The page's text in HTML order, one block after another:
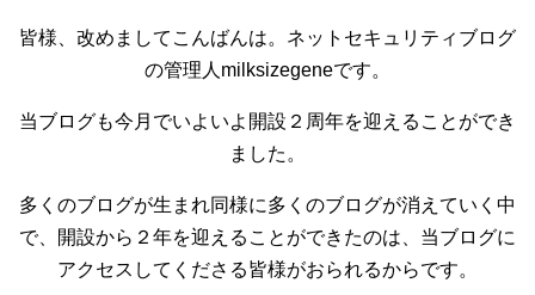
皆様、改めましてこんばんは。ネットセキュリティブログ
の管理人milksizegeneです。
当ブログも今月でいよいよ開設２周年を迎えることができ
ました。
多くのブログが生まれ同様に多くのブログが消えていく中
で、開設から２年を迎えることができたのは、当ブログに
アクセスしてくださる皆様がおられるからです。